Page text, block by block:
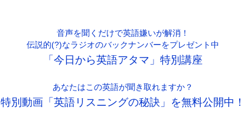
音声を聞くだけで英語嫌いが解消！
伝説的(?)なラジオのバックナンバーをプレゼント中
「今日から英語アタマ」特別講座
あなたはこの英語が聞き取れますか？
特別動画「英語リスニングの秘訣」を無料公開中！